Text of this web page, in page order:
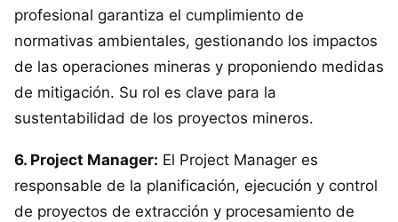
profesional garantiza el cumplimiento de
normativas ambientales, gestionando los impactos
de las operaciones mineras y proponiendo medidas
de mitigación. Su rol es clave para la
sustentabilidad de los proyectos mineros.
6. Project Manager: El Project Manager es
responsable de la planificación, ejecución y control
de proyectos de extracción y procesamiento de